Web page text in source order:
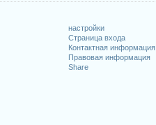
настройки
Страница входа
Контактная информация
Правовая информация
Share